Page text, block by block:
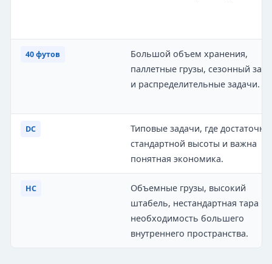
40 футов
Большой объем хранения,
паллетные грузы, сезонный
и распределительные задачи.
DC
Типовые задачи, где достаточно
стандартной высоты и важна
понятная экономика.
HC
Объемные грузы, высокий
штабель, нестандартная тара
необходимость большего
внутреннего пространства.